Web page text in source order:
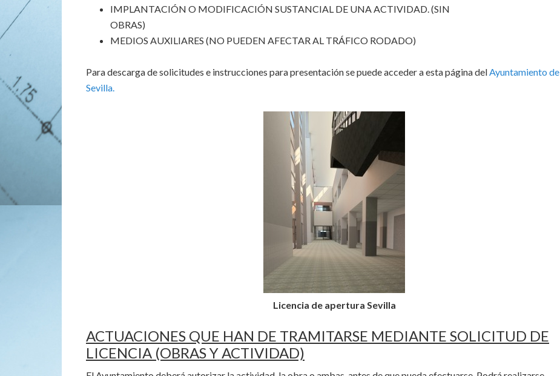
IMPLANTACIÓN O MODIFICACIÓN SUSTANCIAL DE UNA ACTIVIDAD. (SIN
OBRAS)
MEDIOS AUXILIARES (NO PUEDEN AFECTAR AL TRÁFICO RODADO)
Para descarga de solicitudes e instrucciones para presentación se puede acceder a esta página delAyuntamiento de
Sevilla.
Licencia de apertura Sevilla
ACTUACIONES QUE HAN DE TRAMITARSE MEDIANTE SOLICITUD DE
LICENCIA (OBRAS Y ACTIVIDAD)